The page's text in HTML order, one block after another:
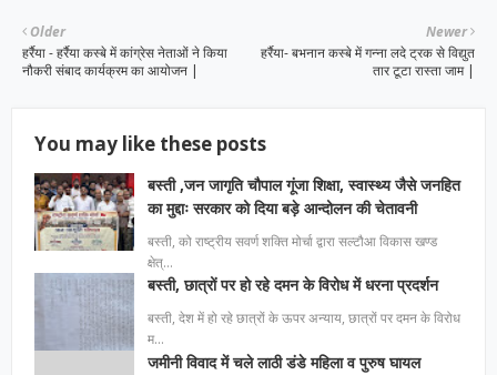
Newer
हर्रैया- बभनान कस्बे में गन्ना लदे ट्रक से विद्युत
तार टूटा रास्ता जाम |
Older
हर्रैया - हर्रैया कस्बे में कांग्रेस नेताओं ने किया
नौकरी संबाद कार्यक्रम का आयोजन |
You may like these posts
बस्ती ,जन जागृति चौपाल गूंजा शिक्षा, स्वास्थ्य जैसे जनहित
का मुद्दाः सरकार को दिया बड़े आन्दोलन की चेतावनी
बस्ती, को राष्ट्रीय सवर्ण शक्ति मोर्चा द्वारा सल्टौआ विकास खण्ड
क्षेत्…
बस्ती, छात्रों पर हो रहे दमन के विरोध में धरना प्रदर्शन
बस्ती, देश में हो रहे छात्रों के ऊपर अन्याय, छात्रों पर दमन के विरोध
म…
जमीनी विवाद में चले लाठी डंडे महिला व पुरुष घायल